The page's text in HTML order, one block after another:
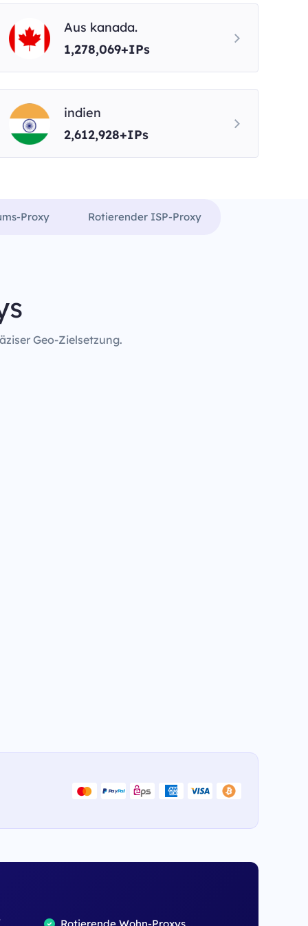
Aus kanada.
1,278,069+IPs
indien
2,612,928+IPs
Proxy Rotierender ISP-Proxy
Geo-Zielsetzung.